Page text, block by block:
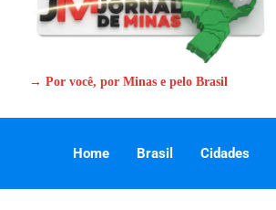
→ Por você, por Minas e pelo Brasil
Home Brasil Cidades